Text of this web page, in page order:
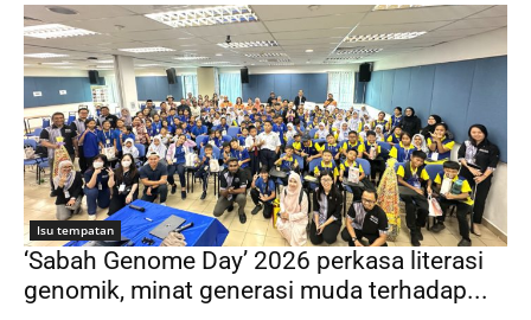
Isu tempatan
‘Sabah Genome Day’ 2026 perkasa literasi
genomik, minat generasi muda terhadap...